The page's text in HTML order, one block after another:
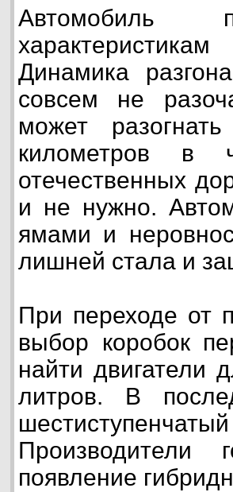
Автомобиль
Динамика
совсем не
может
километров в
отечественных
и не нужно.
ямами и
лишней стала и
При переходе от
выбор коробок
найти двигатели
литров. В
появление